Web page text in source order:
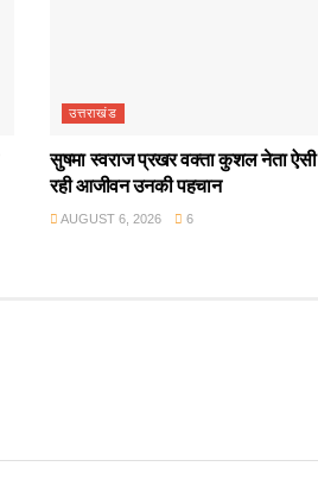
उत्तराखंड
सुषमा स्वराज प्रखर वक्ता कुशल नेता ऐसी
रही आजीवन उनकी पहचान
AUGUST 6, 2026 6